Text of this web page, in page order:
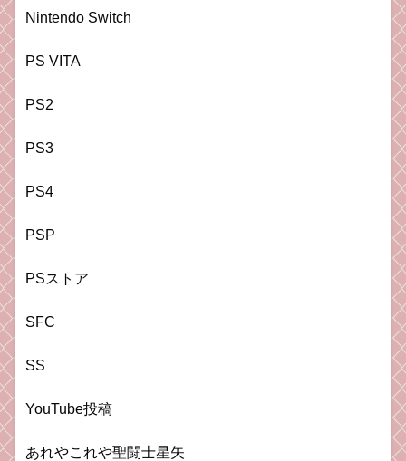
Nintendo Switch
PS VITA
PS2
PS3
PS4
PSP
PSストア
SFC
SS
YouTube投稿
あれやこれや聖闘士星矢